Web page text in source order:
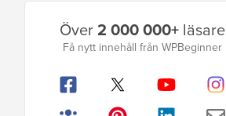
Primär
sidofält
Över2 000 000+läsare
Få nytt innehåll från WPBeginner